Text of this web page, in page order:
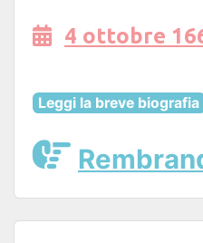
4 ottobre
Leggi la breve biografia